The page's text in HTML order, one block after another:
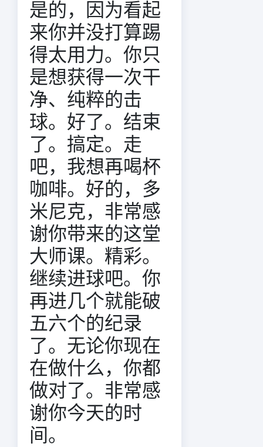
是的，因为看起
来你并没打算踢
得太用力。你只
是想获得一次干
净、纯粹的击
球。好了。结束
了。搞定。走
吧，我想再喝杯
咖啡。好的，多
米尼克，非常感
谢你带来的这堂
大师课。精彩。
继续进球吧。你
再进几个就能破
五六个的纪录
了。无论你现在
在做什么，你都
做对了。非常感
谢你今天的时
间。